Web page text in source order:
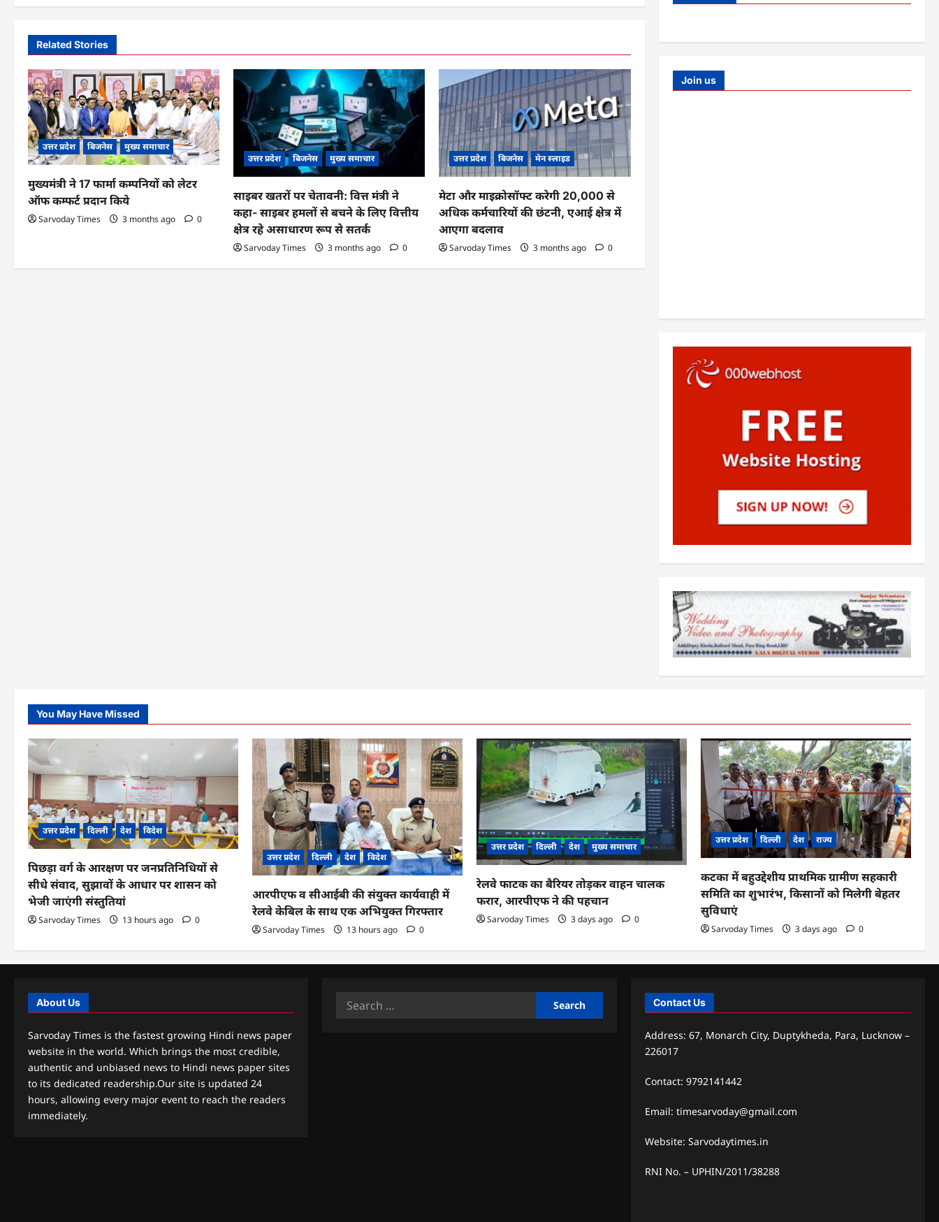
n
a
v
i
g
a
t
i
n
Related Stories
उत्तर प्रदेश बिजनेस मुख्य समाचार
मुख्यमंत्री ने 17 फार्मा कम्पनियों को लेटर
ऑफ कम्फर्ट प्रदान किये
Sarvoday Times 3 months ago 0
उत्तर प्रदेश बिजनेस मुख्य समाचार
साइबर खतरों पर चेतावनी: वित्त मंत्री ने
कहा- साइबर हमलों से बचने के लिए वित्तीय
क्षेत्र रहे असाधारण रूप से सतर्क
Sarvoday Times 3 months ago 0
उत्तर प्रदेश बिजनेस मेन स्लाइड
मेटा और माइक्रोसॉफ्ट करेगी 20,000 से
अधिक कर्मचारियों की छंटनी, एआई क्षेत्र में
आएगा बदलाव
Sarvoday Times 3 months ago 0
Join us
You May Have Missed
उत्तर प्रदेश दिल्ली देश विदेश
पिछड़ा वर्ग के आरक्षण पर जनप्रतिनिधियों से
सीधे संवाद, सुझावों के आधार पर शासन को
भेजी जाएंगी संस्तुतियां
Sarvoday Times 13 hours ago 0
उत्तर प्रदेश दिल्ली देश विदेश
आरपीएफ व सीआईबी की संयुक्त कार्यवाही में
रेलवे केबिल के साथ एक अभियुक्त गिरफ्तार
Sarvoday Times 13 hours ago 0
उत्तर प्रदेश दिल्ली देश मुख्य समाचार
रेलवे फाटक का बैरियर तोड़कर वाहन चालक
फरार, आरपीएफ ने की पहचान
Sarvoday Times 3 days ago 0
उत्तर प्रदेश दिल्ली देश राज्य
कटका में बहुउद्देशीय प्राथमिक ग्रामीण सहकारी
समिति का शुभारंभ, किसानों को मिलेगी बेहतर
सुविधाएं
Sarvoday Times 3 days ago 0
About Us
Sarvoday Times is the fastest growing Hindi news paper
website in the world. Which brings the most credible,
authentic and unbiased news to Hindi news paper sites
to its dedicated readership.Our site is updated 24
hours, allowing every major event to reach the readers
immediately.
Search
Contact Us
Address: 67, Monarch City, Duptykheda, Para, Lucknow –
226017
Contact: 9792141442
Email: timesarvoday@gmail.com
Website: Sarvodaytimes.in
RNI No. – UPHIN/2011/38288